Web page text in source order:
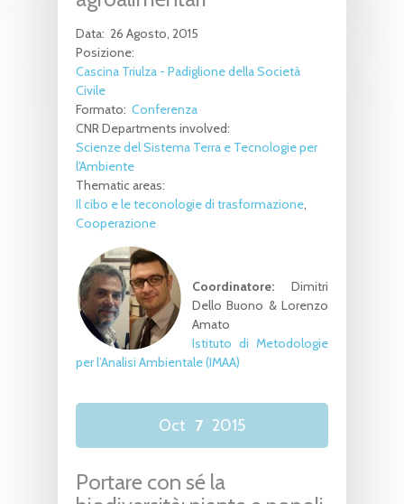
Data: 26 Agosto, 2015
Posizione:
Cascina Triulza - Padiglione della Società
Civile
Formato: Conferenza
CNR Departments involved:
Scienze del Sistema Terra e Tecnologie per
l'Ambiente
Thematic areas:
Il cibo e le teconologie di trasformazione
Cooperazione
Coordinatore: Dimitri
Dello Buono & Lorenzo
Amato
Istituto di Metodologie
per l’Analisi Ambientale (IMAA)
Oct 7 2015
Portare con sé la